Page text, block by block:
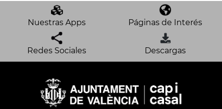
Nuestras Apps Páginas de Interés
Redes Sociales Descargas